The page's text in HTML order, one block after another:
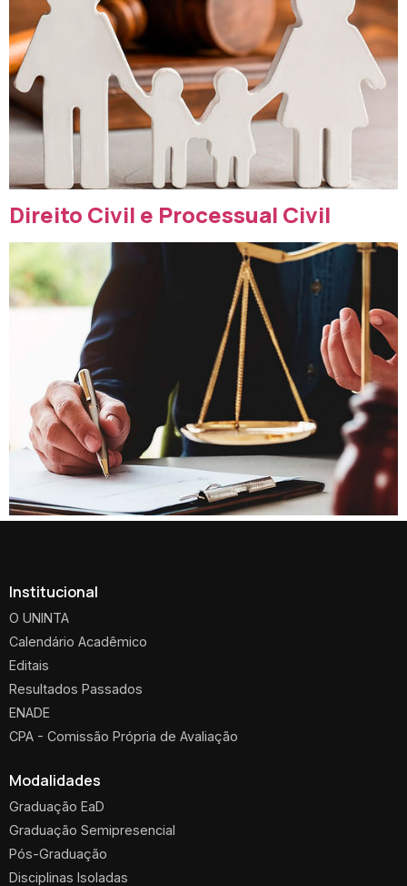
Direito Civil e Processual Civil
Institucional
O UNINTA
Calendário Acadêmico
Editais
Resultados Passados
ENADE
CPA - Comissão Própria de Avaliação
Modalidades
Graduação EaD
Graduação Semipresencial
Pós-Graduação
Disciplinas Isoladas